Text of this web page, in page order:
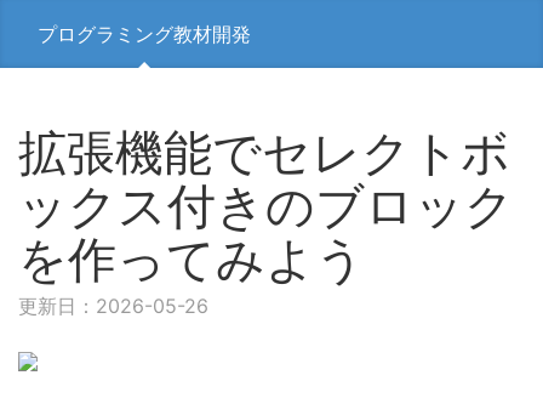
プログラミング教材開発
拡張機能でセレクトボ
ックス付きのブロック
を作ってみよう
更新日：2026-05-26